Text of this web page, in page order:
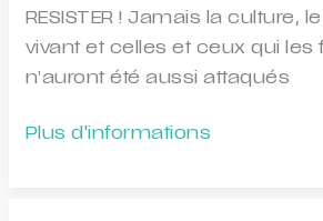
RESISTER ! Jamais la culture,
vivant et celles et ceux qui les
n’auront été aussi attaqués
doMino
Plus d'informations